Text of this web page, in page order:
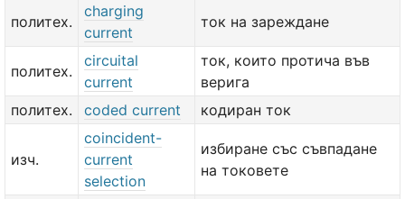
политех.
charging
current
ток на зареждане
политех.
circuital
current
ток, които протича във
верига
политех.
coded current кодиран ток
изч.
coincident-
current
selection
избиране със съвпадане
на токовете